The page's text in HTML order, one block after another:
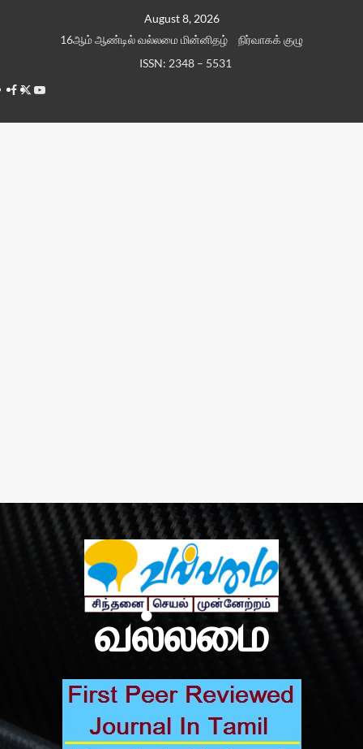
August 8, 2026
16ஆம் ஆண்டில் வல்லமை மின்னிதழ்
நிர்வாகக் குழு
ISSN: 2348 – 5531
Facebook
TwitterYoutube
வல்லமை